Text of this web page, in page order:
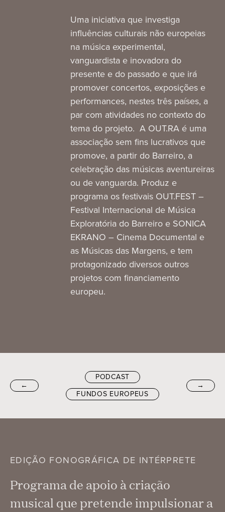
Uma iniciativa que investiga
influências culturais não europeias
na música experimental,
vanguardista e inovadora do
presente e do passado e que irá
promover concertos, exposições e
performances, nestes três países, a
par com atividades no contexto do
tema do projeto. A OUT.RA é uma
associação sem fins lucrativos que
promove, a partir do Barreiro, a
celebração das músicas aventureiras
ou de vanguarda. Produz e
programa os festivais OUT.FEST –
Festival Internacional de Música
Exploratória do Barreiro e SONICA
EKRANO – Cinema Documental e
as Músicas das Margens, e tem
protagonizado diversos outros
projetos com financiamento
europeu.
←
PODCAST
FUNDOS EUROPEUS
→
EDIÇÃO FONOGRÁFICA DE INTÉRPRETE
Programa de apoio à criação
musical que pretende impulsionar a